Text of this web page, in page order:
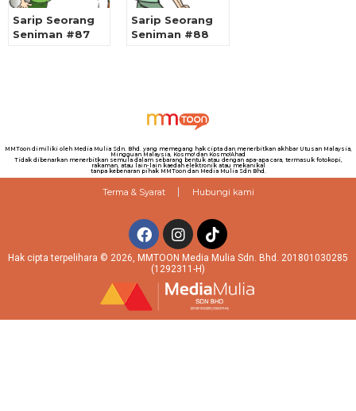
Sarip Seorang
Seniman #87
Sarip Seorang
Seniman #88
MMToon dimiliki oleh Media Mulia Sdn. Bhd. yang memegang hak cipta dan menerbitkan akhbar Utusan Malaysia,
Mingguan Malaysia, Kosmo! dan Kosmo!Ahad
Tidak dibenarkan menerbitkan semula dalam sebarang bentuk atau dengan apa-apa cara, termasuk fotokopi,
rakaman, atau lain-lain kaedah elektronik atau mekanikal
tanpa kebenaran pihak MMToon dan Media Mulia Sdn Bhd.
Terma & Syarat Hubungi kami
Hak cipta terpelihara © 2026, MMTOON Media Mulia Sdn. Bhd. 201801030285
(1292311-H)